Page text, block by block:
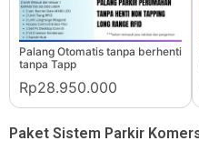
Palang Otomatis tanpa berhenti
tanpa Tapp
Rp28.950.000
Paket Sistem Parkir